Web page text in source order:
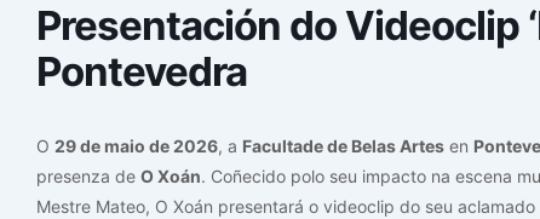
Presentación do Videoclip
Pontevedra
O 29 de maio de 2026, a Facultade de Belas Artes en
presenza de O Xoán. Coñecido polo seu impacto na escena
Mestre Mateo, O Xoán presentará o videoclip do seu